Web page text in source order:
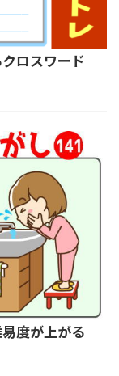
ロスワード
度が上がる